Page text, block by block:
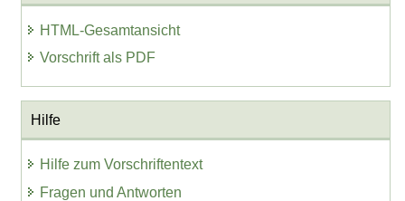
HTML-Gesamtansicht
Vorschrift als PDF
Hilfe
Hilfe zum Vorschriftentext
Fragen und Antworten